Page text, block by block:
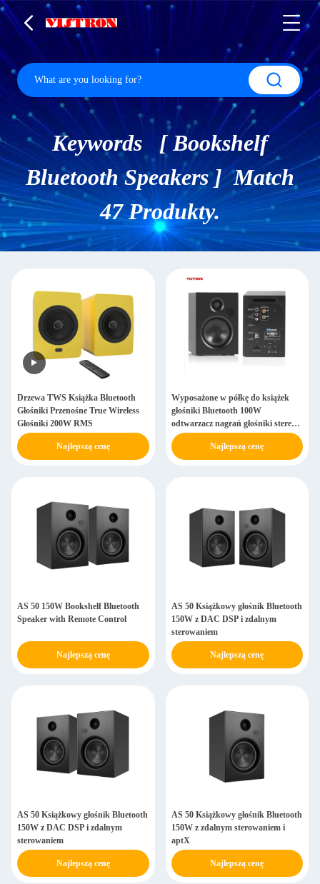
Keywords [ Bookshelf
Bluetooth Speakers ] Match
47 Produkty.
Drzewa TWS Książka Bluetooth
Głośniki Przenośne True Wireless
Głośniki 200W RMS
Najlepszą cenę
Wyposażone w półkę do książek
głośniki Bluetooth 100W
odtwarzacz nagrań głośniki stereo
do telewizora PC
Najlepszą cenę
AS 50 150W Bookshelf Bluetooth
Speaker with Remote Control
Najlepszą cenę
AS 50 Książkowy głośnik Bluetooth
150W z DAC DSP i zdalnym
sterowaniem
Najlepszą cenę
AS 50 Książkowy głośnik Bluetooth
150W z DAC DSP i zdalnym
sterowaniem
Najlepszą cenę
AS 50 Książkowy głośnik Bluetooth
150W z zdalnym sterowaniem i
aptX
Najlepszą cenę